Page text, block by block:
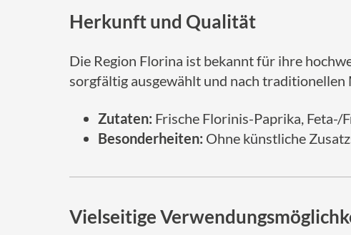
Herkunft und Qualität
Die Region Florina ist bekannt für ihre
sorgfältig ausgewählt und nach
Zutaten: Frische Florinis-Paprika, Feta-/
Besonderheiten: Ohne künstliche
Vielseitige